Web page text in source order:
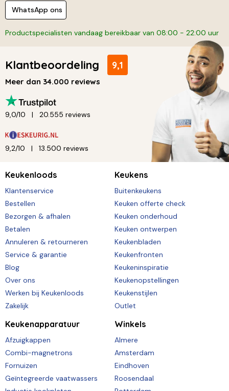
WhatsApp ons
Productspecialisten vandaag bereikbaar van 08:00 - 22:00 uur
Klantbeoordeling 9,1
Meer dan 34.000 reviews
9,0/10 20.555 reviews
9,2/10 13.500 reviews
Keukenloods
Klantenservice
Bestellen
Bezorgen & afhalen
Betalen
Annuleren & retourneren
Service & garantie
Blog
Over ons
Werken bij Keukenloods
Zakelijk
Keukens
Buitenkeukens
Keuken offerte check
Keuken onderhoud
Keuken ontwerpen
Keukenbladen
Keukenfronten
Keukeninspiratie
Keukenopstellingen
Keukenstijlen
Outlet
Keukenapparatuur
Afzuigkappen
Combi-magnetrons
Fornuizen
Geïntegreerde vaatwassers
Winkels
Almere
Amsterdam
Eindhoven
Roosendaal